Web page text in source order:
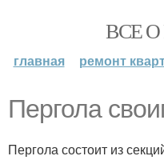
ВСЕ
главная ремонт
Пергола
Пергола состоит из